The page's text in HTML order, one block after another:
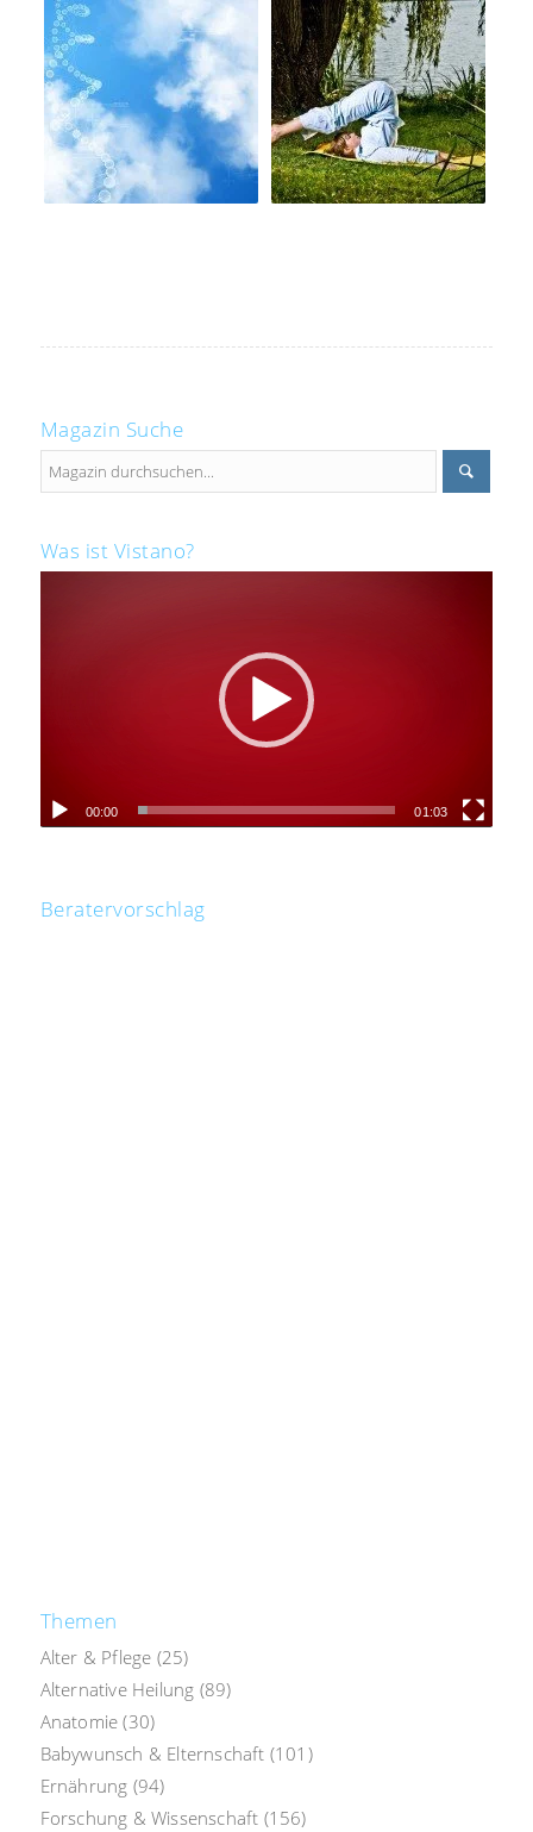
Magazin Suche
Was ist Vistano?
00:00 01:03
Beratervorschlag
Themen
Alter & Pflege (25)
Alternative Heilung (89)
Anatomie (30)
Babywunsch & Elternschaft (101)
Ernährung (94)
Forschung & Wissenschaft (156)